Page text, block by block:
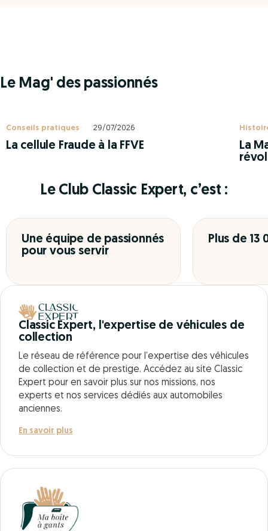
Le Mag' des passionnés
Conseils pratiques 29/07/2026
La cellule Fraude à la FFVE
La
Le Club Classic Expert, c’est :
Une équipe de passionnés
pour vous servir
Plus de 13
Classic Expert, l'expertise de véhicules de
collection
Le réseau de référence pour l’expertise des véhicules
de collection et de prestige. Accédez au site Classic
Expert pour en savoir plus sur nos missions, nos
experts et nos services dédiés aux automobiles
anciennes.
En savoir plus